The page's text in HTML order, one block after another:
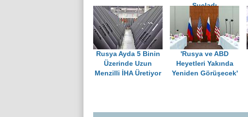
Suçladı
Rusya Ayda 5 Binin
Üzerinde Uzun
Menzilli İHA Üretiyor
'Rusya ve ABD
Heyetleri Yakında
Yeniden Görüşecek'